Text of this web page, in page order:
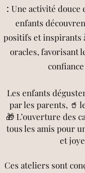
: Une activité douce
enfants
positifs et inspirants
oracles, favorisant
Les enfants
par les parents, 🥤
🎁 L’ouverture des
tous les amis pour
et
Ces ateliers sont